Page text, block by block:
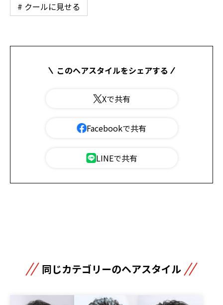
# クールに見せる
このヘアスタイルをシェアする
Xで共有
Facebookで共有
LINEで共有
同じカテゴリーのヘアスタイル